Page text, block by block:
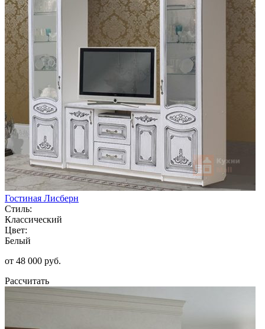
Гостиная Лисберн
Стиль:
Классический
Цвет:
Белый
от 48 000 руб.
Рассчитать